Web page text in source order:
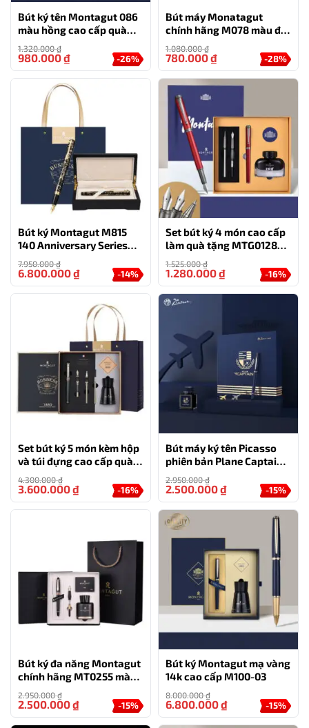
Bút ký tên Montagut 086
màu hồng cao cấp quà
tặng sếp nữ (tặng kèm 1 lọ
mực và 2 ngòi thay thế)
1.320.000₫
-26%
980.000₫
Bút máy Monatagut
chính hãng M078 màu đỏ
món quà cao cấp
1.080.000₫
-28%
780.000₫
Bút ký Montagut M815
140 Anniversary Series
bản đặc biệt kỷ niệm 140
năm của hãng
7.950.000₫
-14%
6.800.000₫
Set bút ký 4 món cao cấp
làm quà tặng MTG0128
màu đỏ
1.525.000₫
-16%
1.280.000₫
Set bút ký 5 món kèm hộp
và túi đựng cao cấp quà
tặng độc đáo (màu đen) –
MT36
4.300.000₫
-16%
3.600.000₫
Bút máy ký tên Picasso
phiên bản Plane Captain
đặc biệt
2.950.000₫
-15%
2.500.000₫
Bút ký đa năng Montagut
chính hãng MT0255 màu
đen
2.950.000₫
-15%
2.500.000₫
Bút ký Montagut mạ vàng
14k cao cấp M100-03
8.000.000₫
-15%
6.800.000₫